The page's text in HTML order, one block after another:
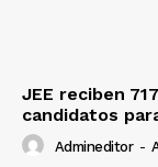
JEE reciben
candidatos
Admineditor -